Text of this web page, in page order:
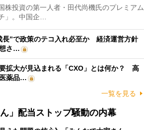
投資の第一人者・田代尚機氏のプレミアム
」。中国企…
長”で政策のテコ入れ必至か 経済運営方針
さ…
拡大が見込まれる「CXO」とは何か？ 高
薬品…
一覧を見る
」配当ストップ騒動の内幕